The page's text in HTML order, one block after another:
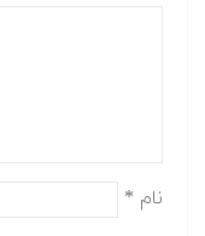
نام *